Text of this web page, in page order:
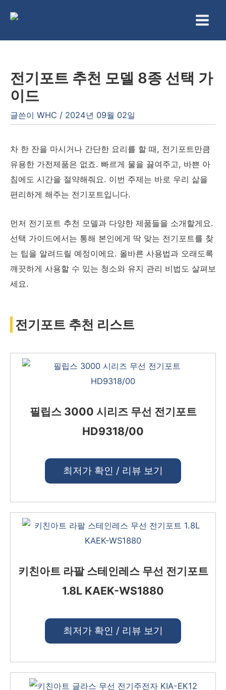
Main
전기포트 추천 모델 8종 선택 가
이드
글쓴이 WHC / 2024년 09월 02일
차 한 잔을 마시거나 간단한 요리를 할 때, 전기포트만큼
유용한 가전제품은 없죠. 빠르게 물을 끓여주고, 바쁜 아
침에도 시간을 절약해줘요. 이번 주제는 바로 우리 삶을
편리하게 해주는 전기포트입니다.
먼저 전기포트 추천 모델과 다양한 제품들을 소개할게요.
선택 가이드에서는 통해 본인에게 딱 맞는 전기포트를 찾
는 팁을 알려드릴 예정이에요. 올바른 사용법과 오래도록
깨끗하게 사용할 수 있는 청소와 유지 관리 비법도 살펴보
세요.
전기포트 추천 리스트
필립스 3000 시리즈 무선 전기포트
HD9318/00
최저가 확인 / 리뷰 보기
키친아트 라팔 스테인레스 무선 전기포트
1.8L KAEK-WS1880
최저가 확인 / 리뷰 보기